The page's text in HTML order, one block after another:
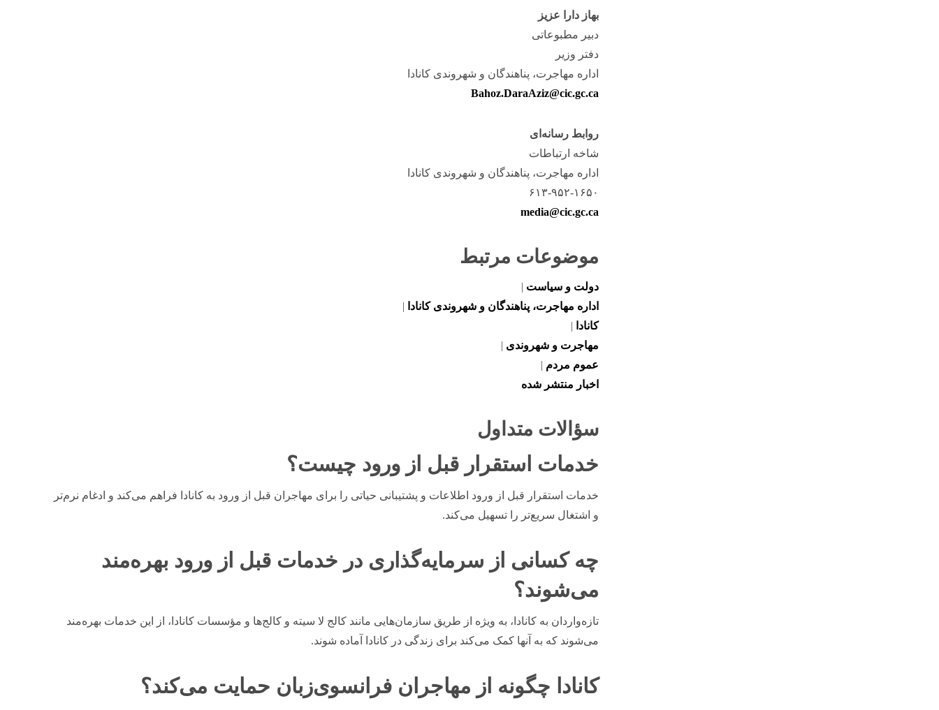
بهاز دارا عزیز
دبیر مطبوعاتی
دفتر وزیر
اداره مهاجرت، پناهندگان و شهروندی کانادا
Bahoz.DaraAziz@cic.gc.ca
روابط رسانه‌ای
شاخه ارتباطات
اداره مهاجرت، پناهندگان و شهروندی کانادا
۶۱۳-۹۵۲-۱۶۵۰
media@cic.gc.ca
موضوعات مرتبط
دولت و سیاست |
اداره مهاجرت، پناهندگان و شهروندی کانادا |
کانادا |
مهاجرت و شهروندی |
عموم مردم |
اخبار منتشر شده
سؤالات متداول
خدمات استقرار قبل از ورود چیست؟
خدمات استقرار قبل از ورود اطلاعات و پشتیبانی حیاتی را برای مهاجران قبل از ورود به کانادا فراهم می‌کند و ادغام نرم‌تر
و اشتغال سریع‌تر را تسهیل می‌کند.
چه کسانی از سرمایه‌گذاری در خدمات قبل از ورود بهره‌مند
می‌شوند؟
تازه‌واردان به کانادا، به ویژه از طریق سازمان‌هایی مانند کالج لا سیته و کالج‌ها و مؤسسات کانادا، از این خدمات بهره‌مند
می‌شوند که به آنها کمک می‌کند برای زندگی در کانادا آماده شوند.
کانادا چگونه از مهاجران فرانسوی‌زبان حمایت می‌کند؟